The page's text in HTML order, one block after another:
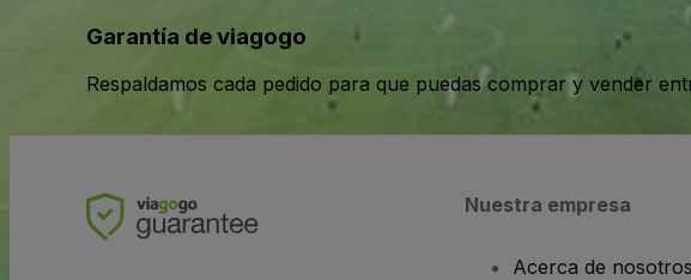
Garantía de viagogo
Respaldamos cada pedido para que puedas comprar y vender
Nuestra empresa
Acerca de nosotros